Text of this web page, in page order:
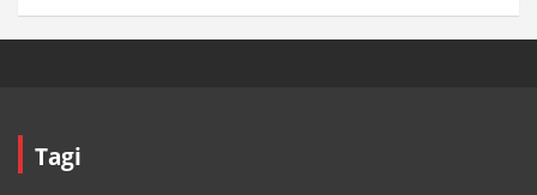
Tagi